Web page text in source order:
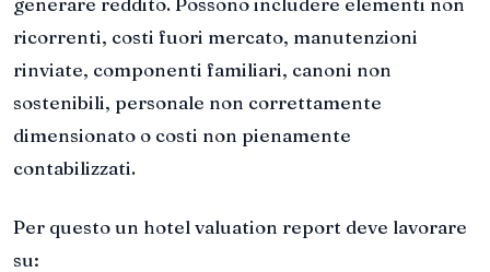
ricorrenti, costi fuori mercato, manutenzioni
rinviate, componenti familiari, canoni non
sostenibili, personale non correttamente
dimensionato o costi non pienamente
contabilizzati.
Per questo un hotel valuation report deve lavorare
su: